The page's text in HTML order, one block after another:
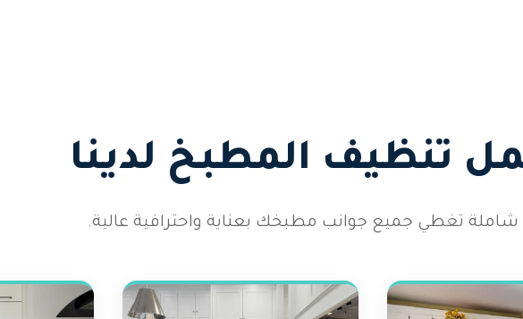
تنظيف المطبخ لدينا
تغطي جميع جوانب مطبخك بعناية واحترافية عالية.